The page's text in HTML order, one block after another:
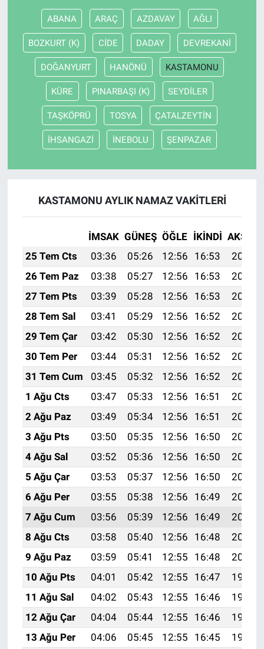
ABANA ARAÇ AZDAVAY AĞLI
BOZKURT (K) CİDE DADAY DEVREKANİ
DOĞANYURT HANÖNÜ KASTAMONU
KÜRE PINARBAŞI (K) SEYDİLER
TAŞKÖPRÜ TOSYA ÇATALZEYTİN
İHSANGAZİ İNEBOLU ŞENPAZAR
KASTAMONU AYLIK NAMAZ VAKITLERI
İMSAK GÜNEŞ ÖĞLE İKINDI AKŞAM
25 Tem Cts
03:36 05:26 12:56 16:53
20:17
26 Tem Paz
03:38 05:27 12:56 16:53
20:16
27 Tem Pts
03:39 05:28 12:56 16:53
20:15
28 Tem Sal
03:41 05:29 12:56 16:52
20:14
29 Tem Çar
03:42 05:30 12:56 16:52
20:13
30 Tem Per
03:44 05:31 12:56 16:52
20:12
31 Tem Cum
03:45 05:32 12:56 16:52
20:11
1 Ağu Cts
03:47 05:33 12:56 16:51
20:10
2 Ağu Paz
03:49 05:34 12:56 16:51
20:09
3 Ağu Pts
03:50 05:35 12:56 16:50
20:08
4 Ağu Sal
03:52 05:36 12:56 16:50
20:07
5 Ağu Çar
03:53 05:37 12:56 16:50
20:05
6 Ağu Per
03:55 05:38 12:56 16:49
20:04
7 Ağu Cum
03:56 05:39 12:56 16:49
20:03
8 Ağu Cts
03:58 05:40 12:56 16:48
20:02
9 Ağu Paz
03:59 05:41 12:55 16:48
20:00
10 Ağu Pts
04:01 05:42 12:55 16:47
19:59
11 Ağu Sal
04:02 05:43 12:55 16:46
19:58
12 Ağu Çar
04:04 05:44 12:55 16:46
19:57
13 Ağu Per
04:06 05:45 12:55 16:45
19:55